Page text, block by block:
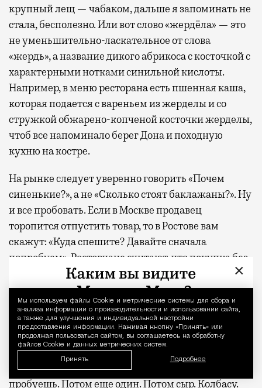
Уведомление
Мы используем файлы Сookie и метрические системы для сбора и
анализа информации о производительности и использовании сайта,
а также для улучшения и индивидуальной настройки
предоставления информации. Нажимая кнопку «Принять» или
продолжая пользоваться сайтом, вы соглашаетесь на обработку
файлов Cookie и данных метрических систем.
Принять Подробнее
крупный лещ — чабаком, дальше я запоминать не
стала, бесполезно. Или вот слово «жердёла» — это
не уменьшительно-ласкательное от слова
«жердь», а название дикого абрикоса с косточкой с
характерными нотками синильной кислоты.
Например, в меню ресторана есть пшенная каша,
которая подается с вареньем из жерделы и со
стружкой обжарено-копченой косточки жерделы,
чтоб все напоминало берег Дона и походную
кухню на костре.
На рынке следует уверенно говорить «Почем
синенькие?», а не «Сколько стоят баклажаны?». Ну
и все пробовать. Если в Москве продавец
торопится отпустить товар, то в Ростове вам
скажут: «Куда спешите? Давайте сначала
попробуем». Ростовчане считают, что покупка без
дегустации — как свадьба без драки, вроде
состоялась, а что-то не то. Продавец не
механически пробивает товар, он интересуется,
что собираетесь готовить, дает советы, убеждает,
что именно эти помидоры самые сладкие, а эти
«попробуйте, потом сами скажете. Если не
понравится — сделаем вид, что это не мои». И ты
пробуешь. Потом еще один. Потом сыр. Колбасу.
×